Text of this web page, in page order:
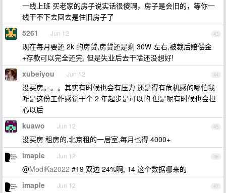
一线上班 买老家的房子说实话很傻啊，房子是会旧的，等你一
线干不下去回去是住旧房子了
43
5261 Jun 12
现在每月要还 2k 的房贷,房贷还是剩 30W 左右,被裁后赔偿金
+存款可以完全还完, 但是失业后去干啥还没想好!
44
xubeiyou Jun 12
没买房。。。其实有时候也会有压力 还是得有危机感的哪怕我
咋是这份工作感觉干个 2 年起步是可以的 但是呢有时候也会担
心以后
45
kuawo Jun 12
没买房 租房的,北京租的一居室,每月也得 4000+
46
imaple Jun 12
@ModiKa2022 #19 双边 24%啊, 14 这个数据哪来的
47
imaple Jun 12